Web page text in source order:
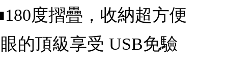
度摺疊，收納超方便
的頂級享受 USB免驗